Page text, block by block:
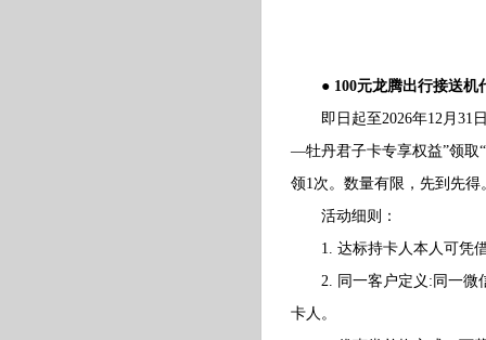
● 100元龙腾出行接送机
即日起至2026年12月31日
—牡丹君子卡专享权益”领取
领1次。数量有限，先到先
活动细则：
1. 达标持卡人本人可凭借
2. 同一客户定义:同一微信
卡人。